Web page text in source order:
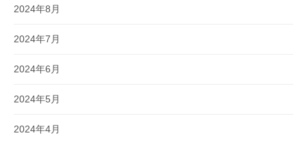
2024年8月
2024年7月
2024年6月
2024年5月
2024年4月